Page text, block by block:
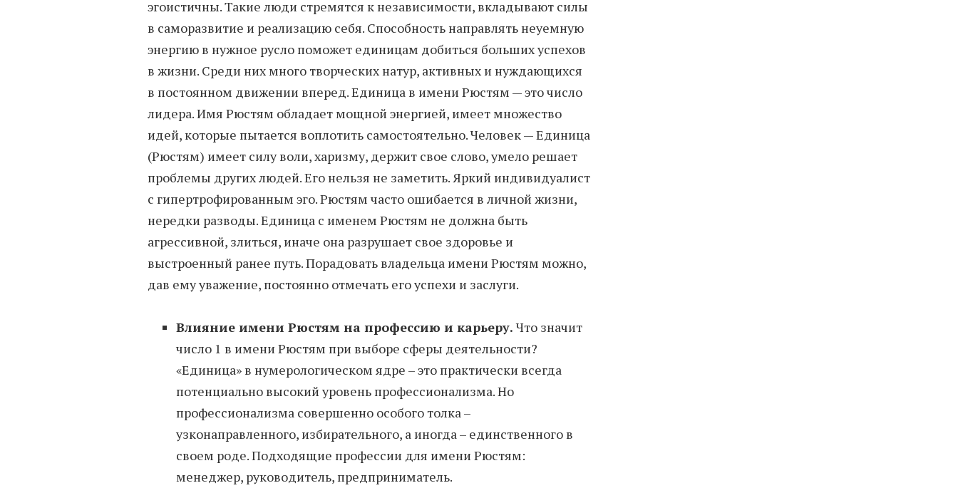
эгоистичны. Такие люди стремятся к независимости, вкладывают силы
в саморазвитие и реализацию себя. Способность направлять неуемную
энергию в нужное русло поможет единицам добиться больших успехов
в жизни. Среди них много творческих натур, активных и нуждающихся
в постоянном движении вперед. Единица в имени Рюстям — это число
лидера. Имя Рюстям обладает мощной энергией, имеет множество
идей, которые пытается воплотить самостоятельно. Человек — Единица
(Рюстям) имеет силу воли, харизму, держит свое слово, умело решает
проблемы других людей. Его нельзя не заметить. Яркий индивидуалист
с гипертрофированным эго. Рюстям часто ошибается в личной жизни,
нередки разводы. Единица с именем Рюстям не должна быть
агрессивной, злиться, иначе она разрушает свое здоровье и
выстроенный ранее путь. Порадовать владельца имени Рюстям можно,
дав ему уважение, постоянно отмечать его успехи и заслуги.
Влияние имени Рюстям на профессию и карьеру.Что значит
число 1 в имени Рюстям при выборе сферы деятельности?
«Единица» в нумерологическом ядре – это практически всегда
потенциально высокий уровень профессионализма. Но
профессионализма совершенно особого толка –
узконаправленного, избирательного, а иногда – единственного в
своем роде. Подходящие профессии для имени Рюстям:
менеджер, руководитель, предприниматель.